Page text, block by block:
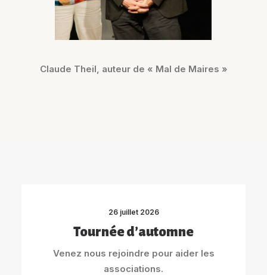
Claude Theil, auteur de « Mal de Maires »
26 juillet 2026
Tournée d’automne
Venez nous rejoindre pour aider les
associations.